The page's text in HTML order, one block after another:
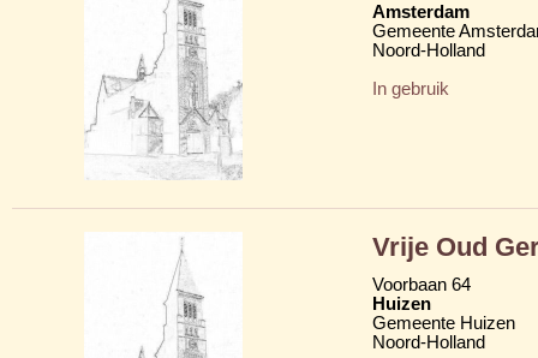
Amsterdam
Gemeente
Noord-Holland
In gebruik
Vrije Oud
Voorbaan 64
Huizen
Gemeente Huizen
Noord-Holland